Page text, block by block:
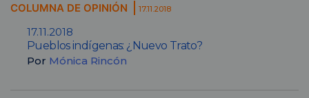
COLUMNA DE OPINIÓN 17.11.2018
17.11.2018
Pueblos indígenas: ¿Nuevo Trato?
Por Mónica Rincón